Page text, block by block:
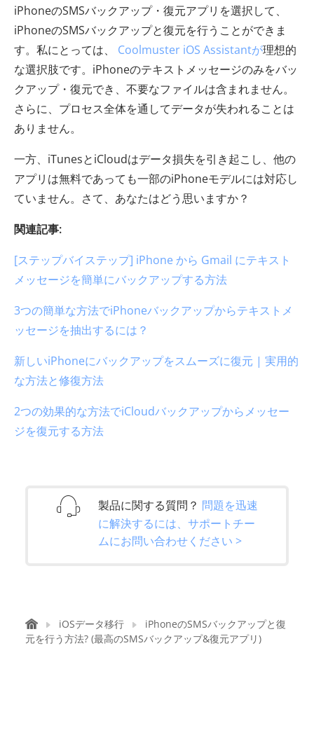
iPhoneのSMSバックアップ・復元アプリを選択して、
iPhoneのSMSバックアップと復元を行うことができま
す。私にとっては、 Coolmuster iOS Assistantが理想的
な選択肢です。iPhoneのテキストメッセージのみをバッ
クアップ・復元でき、不要なファイルは含まれません。
さらに、プロセス全体を通してデータが失われることは
ありません。
一方、iTunesとiCloudはデータ損失を引き起こし、他の
アプリは無料であっても一部のiPhoneモデルには対応し
ていません。さて、あなたはどう思いますか？
関連記事:
[ステップバイステップ] iPhone から Gmail にテキスト
メッセージを簡単にバックアップする方法
3つの簡単な方法でiPhoneバックアップからテキストメ
ッセージを抽出するには？
新しいiPhoneにバックアップをスムーズに復元 | 実用的
な方法と修復方法
2つの効果的な方法でiCloudバックアップからメッセー
ジを復元する方法
製品に関する質問？ 問題を迅速
に解決するには、サポートチー
ムにお問い合わせください >
iOSデータ移行
iPhoneのSMSバックアップと復
元を行う方法? (最高のSMSバックアップ&復元アプリ)